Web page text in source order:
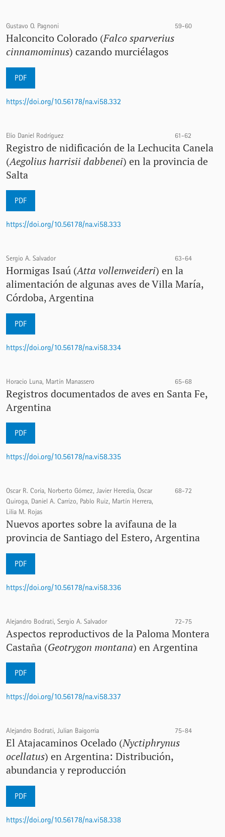
Gustavo O. Pagnoni 59-60
Halconcito Colorado (Falco sparverius
cinnamominus) cazando murciélagos
PDF
https://doi.org/10.56178/na.vi58.332
Elio Daniel Rodríguez 61-62
Registro de nidificación de la Lechucita Canela
(Aegolius harrisii dabbenei) en la provincia de
Salta
PDF
https://doi.org/10.56178/na.vi58.333
Sergio A. Salvador 63-64
Hormigas Isaú (Atta vollenweideri) en la
alimentación de algunas aves de Villa María,
Córdoba, Argentina
PDF
https://doi.org/10.56178/na.vi58.334
Horacio Luna, Martín Manassero 65-68
Registros documentados de aves en Santa Fe,
Argentina
PDF
https://doi.org/10.56178/na.vi58.335
Oscar R. Coria, Norberto Gómez, Javier Heredia, Oscar
Quiroga, Daniel A. Carrizo, Pablo Ruiz, Martín Herrera,
Lilia M. Rojas
68-72
Nuevos aportes sobre la avifauna de la
provincia de Santiago del Estero, Argentina
PDF
https://doi.org/10.56178/na.vi58.336
Alejandro Bodrati, Sergio A. Salvador 72-75
Aspectos reproductivos de la Paloma Montera
Castaña (Geotrygon montana) en Argentina
PDF
https://doi.org/10.56178/na.vi58.337
Alejandro Bodrati, Julian Baigorria 75-84
El Atajacaminos Ocelado (Nyctiphrynus
ocellatus) en Argentina: Distribución,
abundancia y reproducción
PDF
https://doi.org/10.56178/na.vi58.338